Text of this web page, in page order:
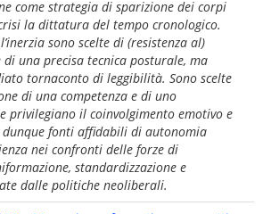
come strategia di sparizione dei corpi
la dittatura del tempo cronologico.
sono scelte di (resistenza al)
una precisa tecnica posturale, ma
tornaconto di leggibilità. Sono scelte
di una competenza e di uno
privilegiano il coinvolgimento emotivo e
fonti affidabili di autonomia
nei confronti delle forze di
standardizzazione e
dalle politiche neoliberali.